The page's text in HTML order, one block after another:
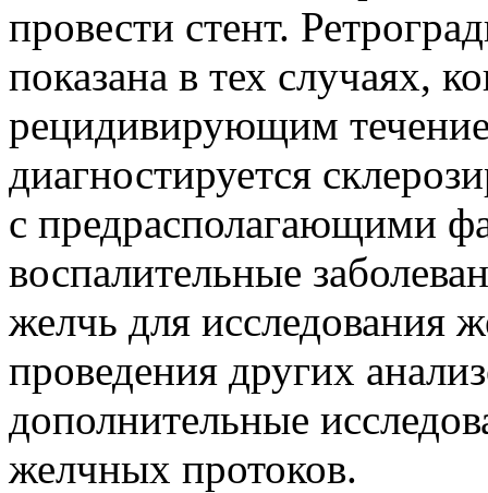
провести стент.
показана в тех случаях,
рецидивирующим
диагностируется
с предрасполагающими
воспалительные
желчь для исследования
проведения других
дополнительные
желчных протоков.